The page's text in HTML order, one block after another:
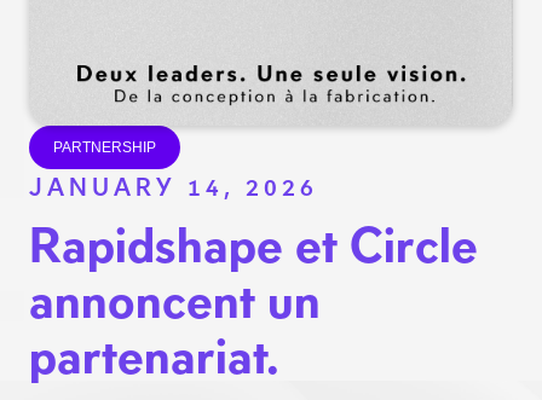
PARTNERSHIP
JANUARY 14, 2026
Rapidshape et Circle
annoncent un
partenariat.